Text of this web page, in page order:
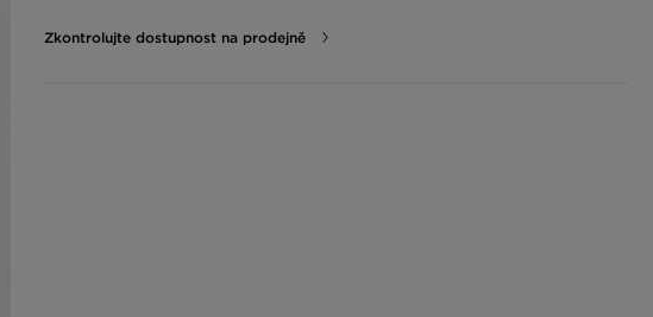
Zkontrolujte dostupnost na prodejně